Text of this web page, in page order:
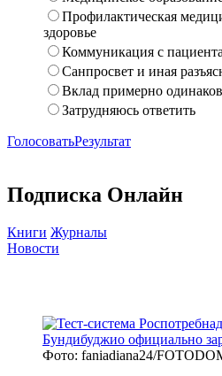
Профилактическая
здоровье
Коммуникация с
Санпросвет и иная
Вклад примерно
Затрудняюсь ответить
ГолосоватьРезультат
Подписка Онлайн
Книги Журналы
Новости
Фото: faniadiana24/